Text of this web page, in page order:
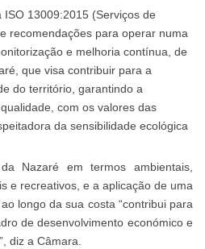
13009:2015 (Serviços de
recomendações para operar numa
e melhoria contínua, de
que visa contribuir para a
do território, garantindo a
com os valores das
da sensibilidade ecológica
Nazaré em termos ambientais,
e recreativos, e a aplicação de uma
longo da sua costa “contribui para
de desenvolvimento económico e
diz a Câmara.